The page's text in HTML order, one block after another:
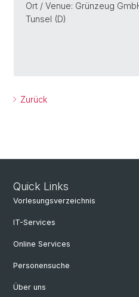
Ort / Venue: Grünzeug
Tunsel (D)
Zurück
Quick Links
Vorlesungsverzeichnis
IT-Services
Online Services
Personensuche
Über uns